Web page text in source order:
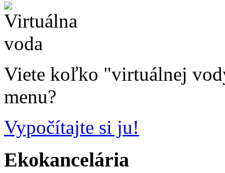
Viete koľko "virtuálnej
menu?
Vypočítajte si ju!
Ekokancelária